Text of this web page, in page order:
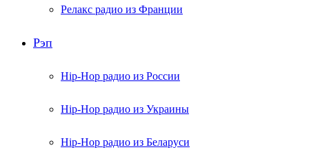
Релакс радио из Франции
Рэп
Hip-Hop радио из России
Hip-Hop радио из Украины
Hip-Hop радио из Беларуси